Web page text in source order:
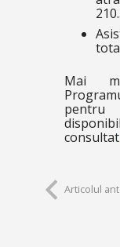
Mai
consultat
Articolul